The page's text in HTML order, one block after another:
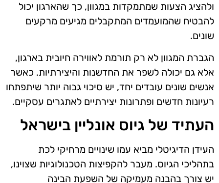
ולהציג הצעות שמתמקדות במגוון, כך שהארגון יכול
להבטיח שהמועמדים המתקבלים מגיעים מרקעים
שונים.
הגברת המגוון לא רק תורמת לאווירה חיובית בארגון,
אלא גם יכולה לשפר את החדשנות והיצירתיות. כאשר
אנשים שונים עובדים יחד, יש סיכוי גבוה יותר שיתפתחו
רעיונות חדשים ופתרונות יצירתיים לאתגרים עסקיים.
העתיד של גיוס אונליין בישראל
העידן הדיגיטלי מביא עמו שינויים מרחיקי לכת
בתהליכי הגיוס. מעבר להקפיצות הטכנולוגיות שצוינו,
יש צורך בהבנה מעמיקה של השפעת הבינה